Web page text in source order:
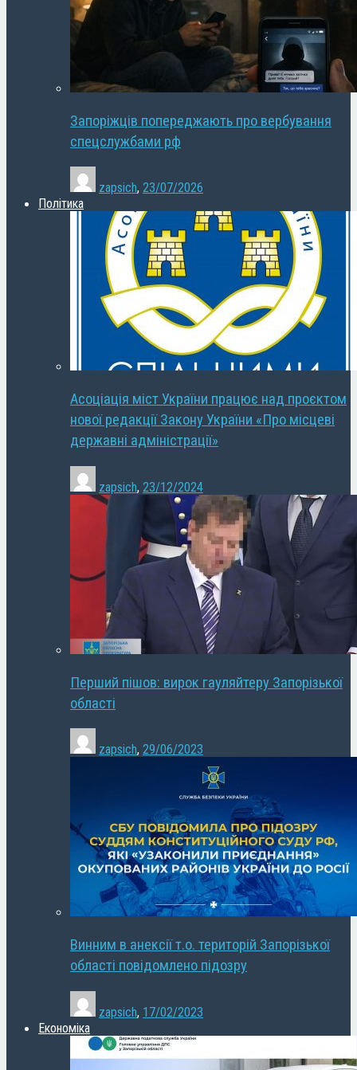
Запоріжців попереджають про вербування
спецслужбами рф
zapsich, 23/07/2026
Політика
Асоціація міст України працює над проєктом
нової редакції Закону України «Про місцеві
державні адміністрації»
zapsich, 23/12/2024
Перший пішов: вирок гауляйтеру Запорізької
області
zapsich, 29/06/2023
Винним в анексії т.о. територій Запорізької
області повідомлено підозру
zapsich, 17/02/2023
Економіка